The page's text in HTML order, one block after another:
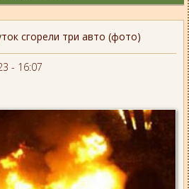
сгорели три авто (фото)
- 16:07